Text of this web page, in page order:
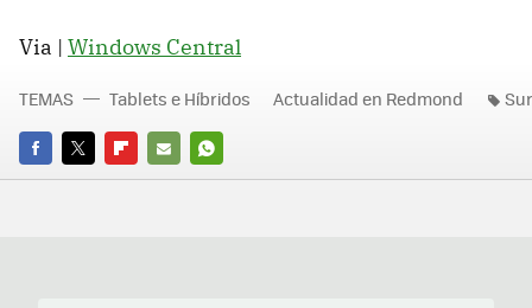
Via | Windows Central
FACEBOOK
TWITTERFLIPBOARD
E-
WHATSAPP
TEMAS Tablets e Híbridos Actualidad en Redmond